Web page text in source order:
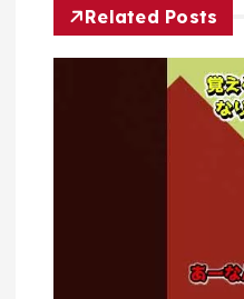
ョ
ン
Related Posts